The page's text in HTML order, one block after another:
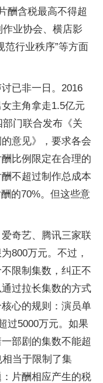
酬含税最高不得超
业协会、横店影
范行业秩序”等方面
已非一日。2016
主角拿走1.5亿元
门联合发布《关
意见》，要求各会
比例限定在合理的
不超过制作总成本
的70%。但这些意
奇艺、腾讯三家联
800万元。不过，
限制集数，纠正不
过拉长集数的方式
心的规则：演员单
过5000万元。如果
部剧的集数不能超
当于限制了集
片酬相应产生的税